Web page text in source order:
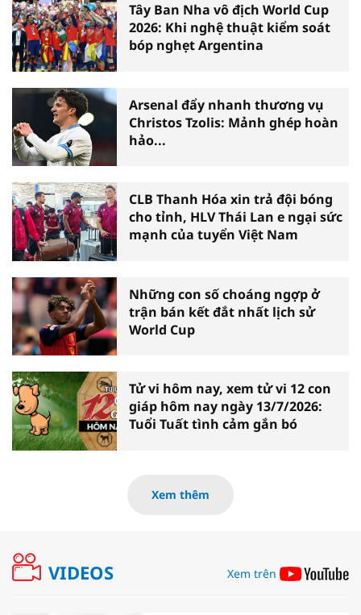
Tây Ban Nha vô địch World Cup
2026: Khi nghệ thuật kiểm soát
bóp nghẹt Argentina
Arsenal đẩy nhanh thương vụ
Christos Tzolis: Mảnh ghép hoàn
hảo...
CLB Thanh Hóa xin trả đội bóng
cho tỉnh, HLV Thái Lan e ngại sức
mạnh của tuyển Việt Nam
Những con số choáng ngợp ở
trận bán kết đắt nhất lịch sử
World Cup
Tử vi hôm nay, xem tử vi 12 con
giáp hôm nay ngày 13/7/2026:
Tuổi Tuất tình cảm gắn bó
Xem thêm
VIDEOS Xem trên